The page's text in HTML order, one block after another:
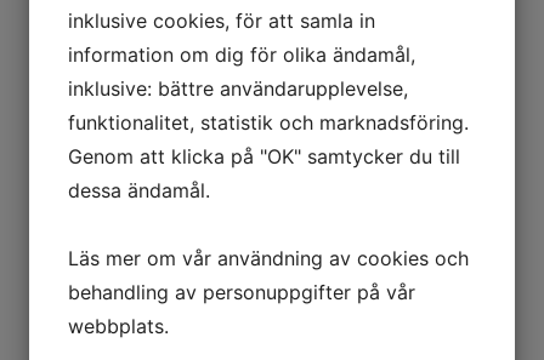
En groddad baljväxtfärs på svenska linser, bönor
och ärter. Groddningen förbättrar smak, konsistens
och gör det lättare att tillgodose sig näringen.
Groddfärsen är en naturlig råvara med nötig smak
och fin textur, helt utan tillsatser. Lösfryst!
PRODUKTINFORMATION
inklusive cookies, för att samla in
information om dig för olika ändamål,
inklusive: bättre användarupplevelse,
funktionalitet, statistik och marknadsföring.
Genom att klicka på "OK" samtycker du till
dessa ändamål.
Läs mer om vår användning av cookies och
behandling av personuppgifter på vår
webbplats.